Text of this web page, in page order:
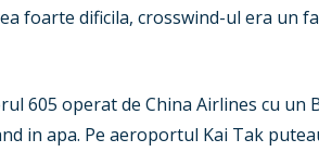
foarte dificila, crosswind-ul era un
605 operat de China Airlines cu un
in apa. Pe aeroportul Kai Tak